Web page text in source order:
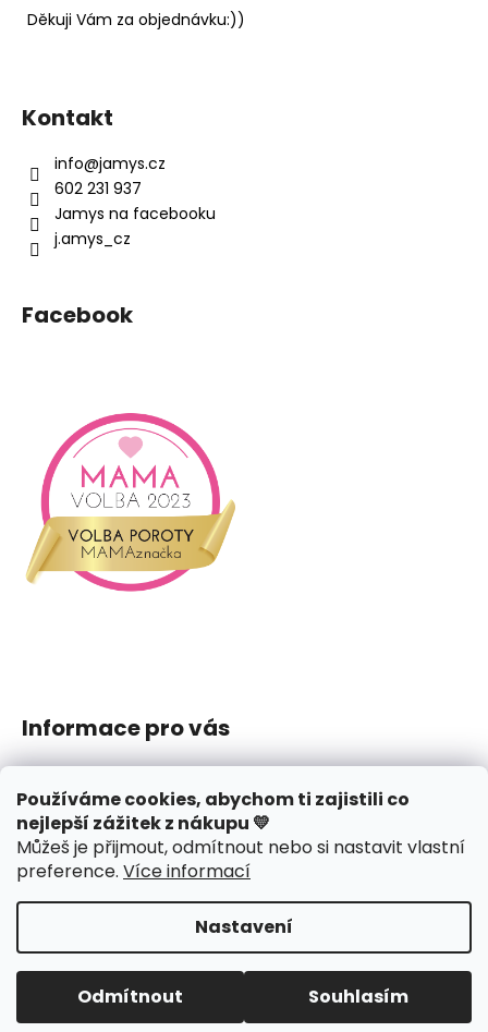
Používáme cookies, abychom ti zajistili co
nejlepší zážitek z nákupu 💛
Můžeš je přijmout, odmítnout nebo si nastavit vlastní
preference. Více informací
Nastavení
Odmítnout Souhlasím
Děkuji Vám za objednávku:))
Kontakt
info@jamys.cz
602 231 937
Jamys na facebooku
j.amys_cz
Facebook
Informace pro vás
Jak nakupovat
Obchodní podmínky
Podmínky ochrany osobních údajů
Reklamace či vrácení
Hodnocení obchodu
Copyright 2026J.amys. Všechna práva vyhrazena.
Upravit nastavení cookies
Design webunechodom.cz